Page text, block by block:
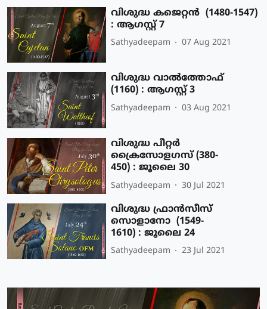
വിശുദ്ധ കജെറ്റന്‍ (1480-1547)
: ആഗസ്റ്റ് 7
Sathyadeepam 07 Aug 2021
വിശുദ്ധ വാല്‍ത്തോഫ്
(1160) : ആഗസ്റ്റ് 3
Sathyadeepam 03 Aug 2021
വിശുദ്ധ പീറ്റര്‍
ക്രൈസോളഗസ് (380-
450) : ജൂലൈ 30
Sathyadeepam 30 Jul 2021
വിശുദ്ധ ഫ്രാന്‍സീസ്
സൊളാനോ (1549-
1610) : ജൂലൈ 24
Sathyadeepam 23 Jul 2021